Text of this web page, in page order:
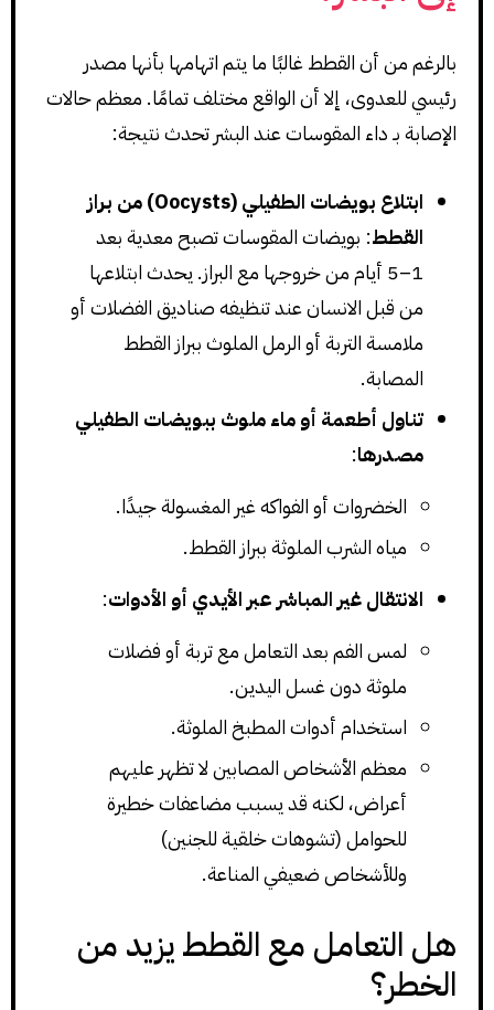
بالرغم من أن القطط غالبًا ما يتم اتهامها بأنها مصدر
رئيسي للعدوى، إلا أن الواقع مختلف تمامًا. معظم حالات
الإصابة بـ داء المقوسات عند البشر تحدث نتيجة:
ابتلاع بويضات الطفيلي (Oocysts) من براز
القطط: بويضات المقوسات تصبح معدية بعد
1–5 أيام من خروجها مع البراز. يحدث ابتلاعها
من قبل الانسان عند تنظيفه صناديق الفضلات أو
ملامسة التربة أو الرمل الملوث ببراز القطط
المصابة.
تناول أطعمة أو ماء ملوث ببويضات الطفيلي
مصدرها:
الخضروات أو الفواكه غير المغسولة جيدًا.
مياه الشرب الملوثة ببراز القطط.
الانتقال غير المباشر عبر الأيدي أو الأدوات:
لمس الفم بعد التعامل مع تربة أو فضلات
ملوثة دون غسل اليدين.
استخدام أدوات المطبخ الملوثة.
معظم الأشخاص المصابين لا تظهر عليهم
أعراض، لكنه قد يسبب مضاعفات خطيرة
للحوامل (تشوهات خلقية للجنين)
وللأشخاص ضعيفي المناعة.
هل التعامل مع القطط يزيد من
الخطر؟